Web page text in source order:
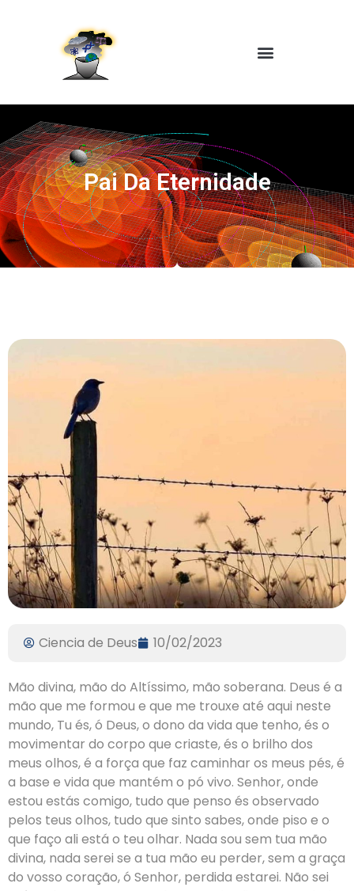
Pai Da Eternidade
Ciencia de Deus 10/02/2023
Mão divina, mão do Altíssimo, mão soberana. Deus é a
mão que me formou e que me trouxe até aqui neste
mundo, Tu és, ó Deus, o dono da vida que tenho, és o
movimentar do corpo que criaste, és o brilho dos
meus olhos, é a força que faz caminhar os meus pés, é
a base e vida que mantém o pó vivo. Senhor, onde
estou estás comigo, tudo que penso és observado
pelos teus olhos, tudo que sinto sabes, onde piso e o
que faço ali está o teu olhar. Nada sou sem tua mão
divina, nada serei se a tua mão eu perder, sem a graça
do vosso coração, ó Senhor, perdida estarei. Não sei